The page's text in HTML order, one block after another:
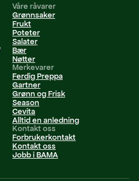
Våre råvarer
Grønnsaker
Frukt
Poteter
Salater
Bær
Nøtter
Merkevarer
Ferdig Preppa
Gartner
Grønn og Frisk
Season
Cevita
Alltid en anledning
Kontakt oss
Forbrukerkontakt
Kontakt oss
Jobb i BAMA